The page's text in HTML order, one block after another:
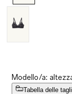
Modello/a:
Tabella delle